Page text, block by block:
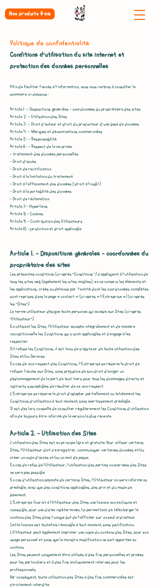
Nos produits frais
Politique de confidentialité
Conditions d’utilisation du site internet et
protection des données personnelles
Afin de faciliter l’accès à l’information, nous vous invitons à consulter le
sommaire ci-dessous :
Article 1 : - Dispositions générales – coordonnées du propriétaire des sites
Article 2 : - Utilisation des Sites
Article 3 : - Droit d’auteur et droit du producteur d’une base de données
Article 4 : - Marques et dénominations commerciales
Article 5 : - Responsabilité
Article 6 : - Respect de la vie privée
– traitement des données personnelles
- Droit d’accès
- Droit de rectification
- Droit à la limitation du traitement
- Droit à l’effacement des données (‘droit à l’oubli’)
- Droit à la portabilité des données
- Droit de réclamation
Article 7. - Hyperliens
Article 8. - Cookies
Article 9. - Contribution des Utilisateurs
Article 10. -juridiction et droit applicable
Article 1. - Dispositions générales – coordonnées du
propriétaire des sites
Les présentes conditions (ci-après "Conditions ") s'appliquent à l'utilisation de
tous les sites web (également les sites mobiles), en ce compris les éléments et
les applications, créés ou détenus par l’entité dont les coordonnées complètes
sont reprises dans la page « contact » (ci-après « l’Entreprise ») (ci-après
les "Sites").
Le terme utilisateur désigne toute personne qui accède aux Sites (ci-après
"Utilisateur").
En utilisant les Sites, l'Utilisateur accepte intégralement et de manière
inconditionnelle les Conditions qui y sont applicables et s'engage à les
respecter.
S'il refuse les Conditions, il est tenu de s'abstenir de toute utilisation des
Sites et/ou Services.
En cas de non-respect des Conditions, l’Entreprise se réserve le droit de
refuser l'accès aux Sites, sans préjudice de son droit d'exiger un
dédommagement de la part de tout tiers pour tous les dommages directs et
indirects susceptibles de résulter de ce non-respect.
L’Entreprise se réserve le droit d'adapter partiellement ou totalement les
Conditions d’utilisation à tout moment, sans avertissement préalable.
Il est dès lors conseillé de consulter régulièrement les Conditions d’utilisation
afin de toujours être informé de la version la plus récente.
Article 2. - Utilisation des Sites
L'utilisation des Sites est en principe libre et gratuite. Pour utiliser certains
Sites, l'Utilisateur doit s'enregistrer, communiquer certaines données et/ou
créer un code d'accès et/ou un mot de passe.
En cas de refus de l'Utilisateur, l'utilisation des parties concernées des Sites
ne sera pas possible.
En cas d'utilisation payante de certains Sites, l'Utilisateur en sera informé au
préalable, ainsi que des conditions applicables, des prix et du mode de
paiement.
L’Entreprise fournit à l'Utilisateur des Sites une licence non exclusive et
incessible, pour une durée indéterminée, lui permettant de télécharger le
contenu des Sites dans l'unique but de l'afficher sur un seul ordinateur.
Cette licence est toutefois révocable à tout moment, sans justification.
L'Utilisateur peut également imprimer une copie du contenu des Sites, pour son
usage personnel et sans que la moindre modification ne soit apportée au
contenu.
Les Sites peuvent uniquement être utilisés à des fins personnelles et privées
pour les particuliers et à des fins exclusivement internes pour les
professionnels.
Par conséquent, toute utilisation des Sites à des fins commerciales est
strictement interdite.